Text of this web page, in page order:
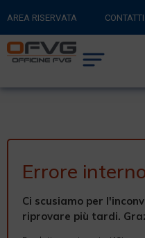
AREA RISERVATA CONTATTI
RITORNA AL SITO
CARRELLO
Errore
Ci scusiamo per
riprovare più tardi.